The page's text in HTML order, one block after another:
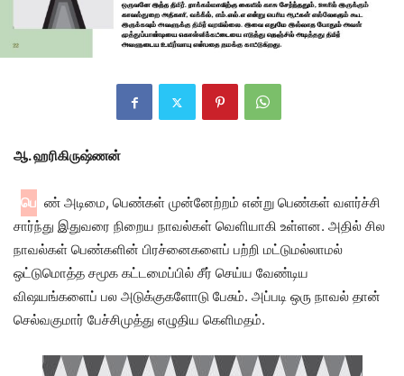
ஆ. ஹரிகிருஷ்ணன்
பெ ண் அடிமை, பெண்கள் முன்னேற்றம் என்று பெண்கள் வளர்ச்சி
சார்ந்து இதுவரை நிறைய நாவல்கள் வெளியாகி உள்ளன. அதில் சில
நாவல்கள் பெண்களின் பிரச்னைகளைப் பற்றி மட்டுமல்லாமல்
ஒட்டுமொத்த சமூக கட்டமைப்பில் சீர் செய்ய வேண்டிய
விஷயங்களைப் பல அடுக்குகளோடு பேசும். அப்படி ஒரு நாவல் தான்
செல்வகுமார் பேச்சிமுத்து எழுதிய கெளிமதம்.